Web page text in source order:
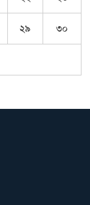
২৯ ৩০